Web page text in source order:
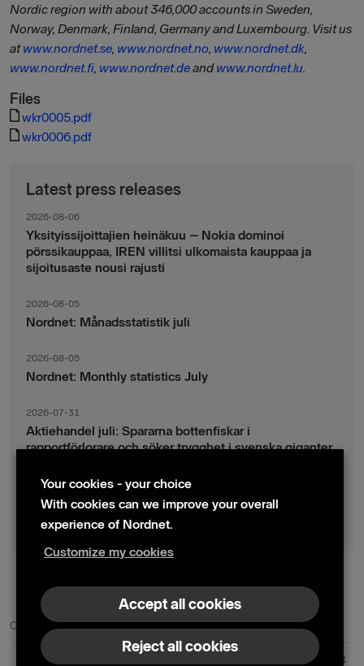
Nordic region with about 346,000 accounts in Sweden,
Norway, Denmark, Finland, Germany and Luxembourg. Visit us
atwww.nordnet.se, www.nordnet.no, www.nordnet.dk,
www.nordnet.fi, www.nordnet.deandwww.nordnet.lu.
Files
wkr0005.pdf
wkr0006.pdf
Latest press releases
2026-08-06
Yksityissijoittajien heinäkuu – Nokia dominoi
pörssikauppaa, IREN villitsi ulkomaista kauppaa ja
sijoitusaste nousi rajusti
2026-08-05
Nordnet: Månadsstatistik juli
2026-08-05
Nordnet: Monthly statistics July
2026-07-31
Aktiehandel juli: Spararna bottenfiskar i
rapportförlorare och söker trygghet i svenska giganter
2026-07-30
Fondsparande juli: Vinsthemtagningar i teknik – men
indexsparandet ligger fast
Contact us Press contacts
Nordnet AB (publ) | Box 300 99 | 104 25 Stockholm | Reg. no. 559073-6681
Your cookies - your choice
With cookies can we improve your overall
experience of Nordnet.
Customize my cookies
Accept all cookies
Reject all cookies